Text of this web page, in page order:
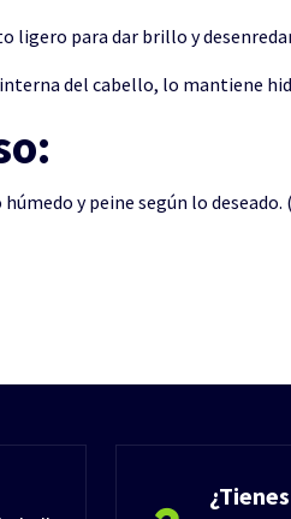
ligero para dar brillo y
del cabello, lo mantiene
y peine según lo